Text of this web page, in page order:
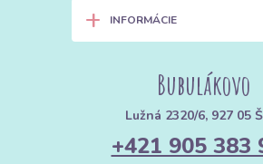
+ INFORMÁCIE
Bubulákovo
Lužná 2320/6, 927 05
+421 905 383